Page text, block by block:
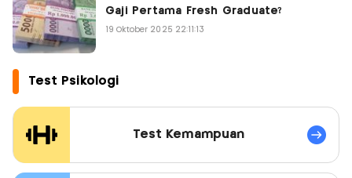
Gaji Pertama Fresh Graduate?
19 Oktober 2025 22:11:13
Test Psikologi
Test Kemampuan